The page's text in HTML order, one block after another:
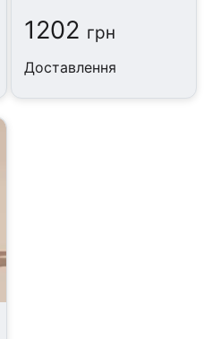
1202 грн
Доставлення